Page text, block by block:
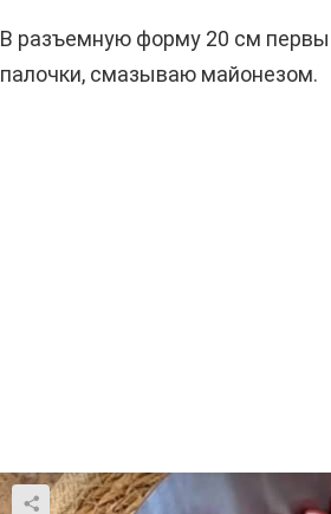
В разъемную форму 20 см
палочки, смазываю майонезом.